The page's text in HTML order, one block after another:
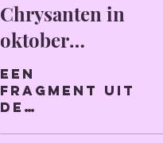
Chrysanten in
oktober
(romanfragment uit
canis)
een
fragment uit
de